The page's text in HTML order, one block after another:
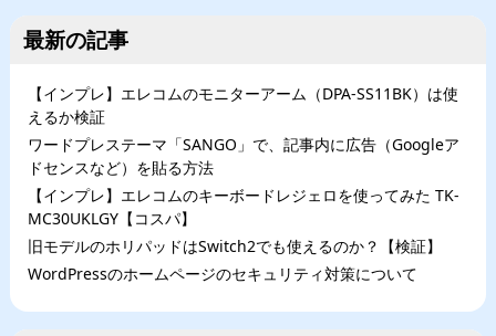
最新の記事
【インプレ】エレコムのモニターアーム（DPA-SS11BK）は使
えるか検証
ワードプレステーマ「SANGO」で、記事内に広告（Googleア
ドセンスなど）を貼る方法
【インプレ】エレコムのキーボードレジェロを使ってみた TK-
MC30UKLGY【コスパ】
旧モデルのホリパッドはSwitch2でも使えるのか？【検証】
WordPressのホームページのセキュリティ対策について